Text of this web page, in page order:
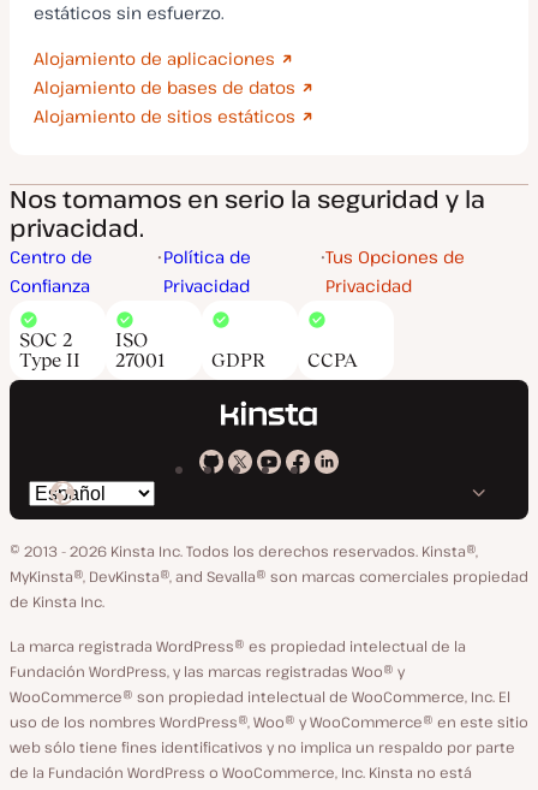
estáticos sin esfuerzo.
Alojamiento de aplicaciones
Alojamiento de bases de datos
Alojamiento de sitios estáticos
Nos tomamos en serio la seguridad y la
privacidad.
Centro de
Confianza
Política de
Privacidad
Tus Opciones de
Privacidad
SOC 2
Type II
ISO
27001
GDPR CCPA
Kinsta
GitHub
Kinsta
X
Kinsta
YouTube
Kinsta
Facebook
Kinsta
LinkedIn
Cambiar
idioma
© 2013 - 2026 Kinsta Inc. Todos los derechos reservados. Kinsta®,
MyKinsta®, DevKinsta®, and Sevalla® son marcas comerciales propiedad
de Kinsta Inc.
La marca registrada WordPress® es propiedad intelectual de la
Fundación WordPress, y las marcas registradas Woo® y
WooCommerce® son propiedad intelectual de WooCommerce, Inc. El
uso de los nombres WordPress®, Woo® y WooCommerce® en este sitio
web sólo tiene fines identificativos y no implica un respaldo por parte
de la Fundación WordPress o WooCommerce, Inc. Kinsta no está